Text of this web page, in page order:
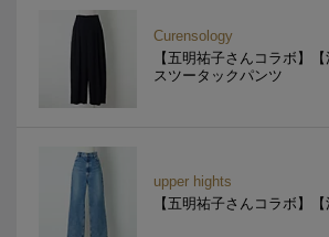
Curensology
【五明祐子さんコラボ】
スツータックパンツ
upper hights
【五明祐子さんコラボ】